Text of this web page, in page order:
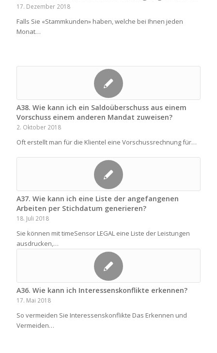
17. Dezember 2018
Falls Sie «Stammkunden» haben, welche bei Ihnen jeden
Monat…
A38. Wie kann ich ein Saldoüberschuss aus einem
Vorschuss einem anderen Mandat zuweisen?
2. Oktober 2018
Oft erstellt man für die Klientel eine Vorschussrechnung für…
A37. Wie kann ich eine Liste der angefangenen
Arbeiten per Stichdatum generieren?
18. Juli 2018
Sie können mit timeSensor LEGAL eine Liste der Leistungen
ausdrucken,…
A36. Wie kann ich Interessenskonflikte erkennen?
17. Mai 2018
So vermeiden Sie Interessenskonflikte Das Erkennen und
Vermeiden…